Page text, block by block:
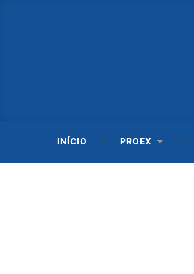
INÍCIO PROEX